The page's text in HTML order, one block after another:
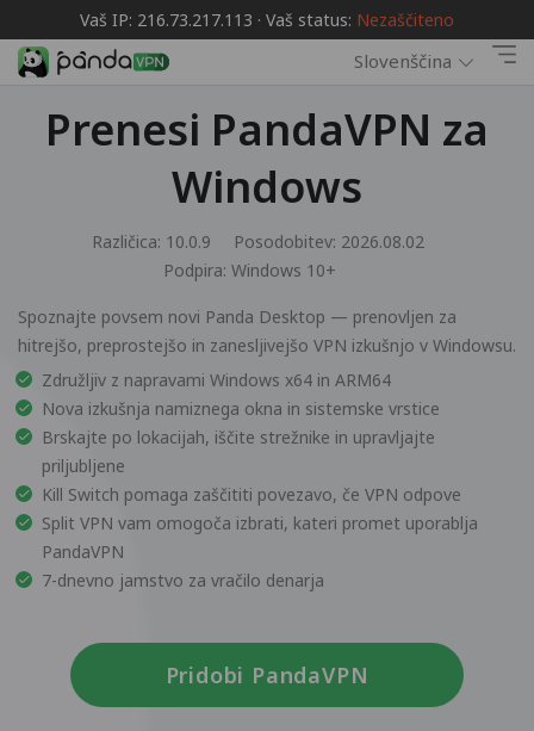
Vaš IP: 216.73.217.113 · Vaš status: Nezaščiteno
Slovenščina
Prenesi PandaVPN za
Windows
Različica: 10.0.9
Posodobitev: 2026.08.02
Podpira: Windows 10+
Spoznajte povsem novi Panda Desktop — prenovljen za
hitrejšo, preprostejšo in zanesljivejšo VPN izkušnjo v Windowsu.
Združljiv z napravami Windows x64 in ARM64
Nova izkušnja namiznega okna in sistemske vrstice
Brskajte po lokacijah, iščite strežnike in upravljajte
priljubljene
Kill Switch pomaga zaščititi povezavo, če VPN odpove
Split VPN vam omogoča izbrati, kateri promet uporablja
PandaVPN
7-dnevno jamstvo za vračilo denarja
Pridobi PandaVPN